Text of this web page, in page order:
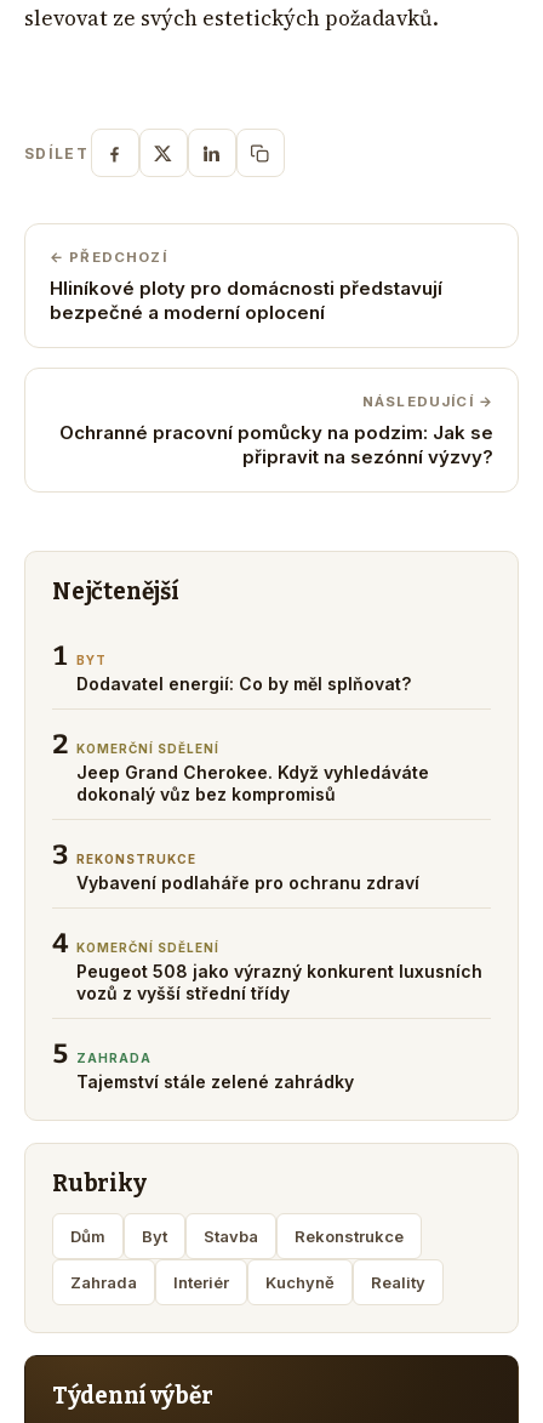
slevovat ze svých estetických požadavků.
SDÍLET
← PŘEDCHOZÍ
Hliníkové ploty pro domácnosti představují
bezpečné a moderní oplocení
NÁSLEDUJÍCÍ →
Ochranné pracovní pomůcky na podzim: Jak se
připravit na sezónní výzvy?
Nejčtenější
1 BYT
Dodavatel energií: Co by měl splňovat?
2 KOMERČNÍ SDĚLENÍ
Jeep Grand Cherokee. Když vyhledáváte
dokonalý vůz bez kompromisů
3 REKONSTRUKCE
Vybavení podlaháře pro ochranu zdraví
4 KOMERČNÍ SDĚLENÍ
Peugeot 508 jako výrazný konkurent luxusních
vozů z vyšší střední třídy
5 ZAHRADA
Tajemství stále zelené zahrádky
Rubriky
Dům Byt Stavba Rekonstrukce
Zahrada Interiér Kuchyně Reality
Týdenní výběr